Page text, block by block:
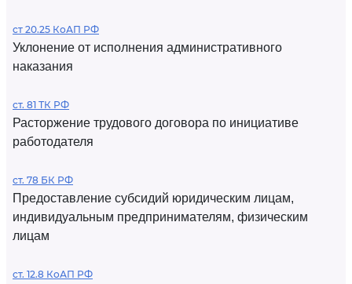
ст 20.25 КоАП РФ
Уклонение от исполнения административного
наказания
ст. 81 ТК РФ
Расторжение трудового договора по инициативе
работодателя
ст. 78 БК РФ
Предоставление субсидий юридическим лицам,
индивидуальным предпринимателям, физическим
лицам
ст. 12.8 КоАП РФ